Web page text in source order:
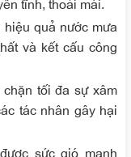
quả nước mưa
và kết cấu công
tối đa sự xâm
tác nhân gây hại
sức gió mạnh